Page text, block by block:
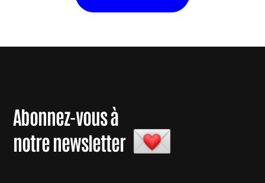
Abonnez-vous à
notre newsletter